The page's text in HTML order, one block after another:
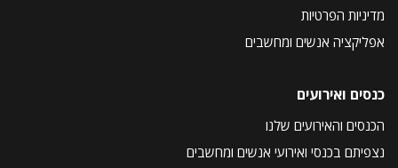
מדיניות הפרטיות
אפליקציה אנשים ומחשבים
כנסים ואירועים
הכנסים והאירועים שלנו
נצפיתם בכנסי ואירועי אנשים ומחשבים